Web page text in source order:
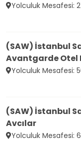
Yolculuk Mesafesi:
(SAW) İstanbul
Avantgarde Otel
Yolculuk Mesafesi:
(SAW) İstanbul
Avcılar
Yolculuk Mesafesi: